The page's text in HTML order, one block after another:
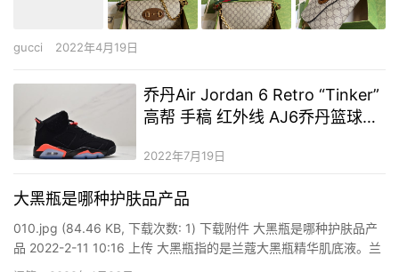
gucci 2022年4月19日
乔丹Air Jordan 6 Retro “Tinker”
高帮 手稿 红外线 AJ6乔丹篮球鞋
2022年7月19日
大黑瓶是哪种护肤品产品
010.jpg (84.46 KB, 下载次数: 1) 下载附件 大黑瓶是哪种护肤品产
品 2022-2-11 10:16 上传 大黑瓶指的是兰蔻大黑瓶精华肌底液。兰
蔻大黑瓶精华肌底液在本质上和兰蔻小黑瓶没有什么区别，产品中